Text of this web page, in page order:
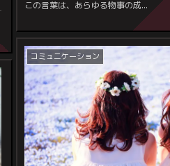
この言葉は、あらゆる物事の成...
コミュニケーション